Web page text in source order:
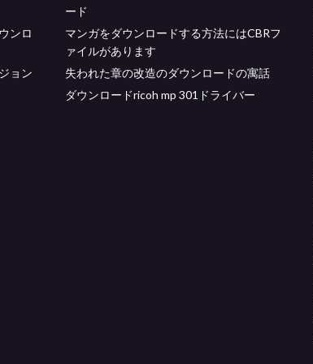
ンロ
ョン
ード
マンガをダウンロードする方法にはCBRフ
ァイルがあります
失われた章の改造のダウンロードの寓話
ダウンロードricoh mp 301ドライバー